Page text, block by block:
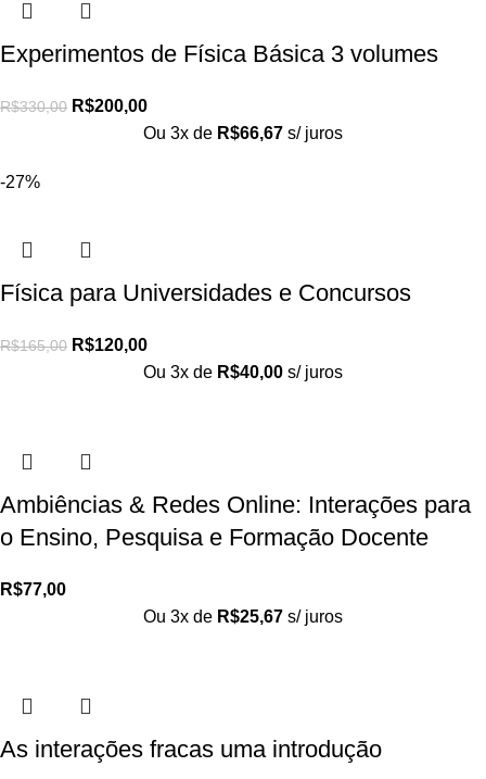
Experimentos de Física Básica 3 volumes
R$330,00 R$200,00
Ou 3x de R$66,67 s/ juros
-27%
Física para Universidades e Concursos
R$165,00 R$120,00
Ou 3x de R$40,00 s/ juros
Ambiências & Redes Online: Interações para
o Ensino, Pesquisa e Formação Docente
R$77,00
Ou 3x de R$25,67 s/ juros
As interações fracas uma introdução